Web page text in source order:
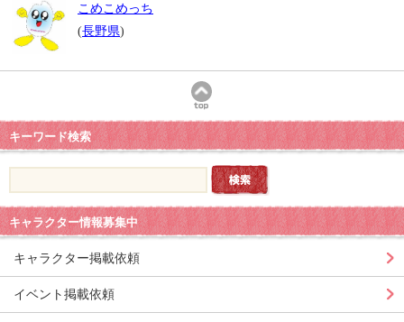
こめこめっち
(長野県)
キーワード検索
キャラクター情報募集中
キャラクター掲載依頼
イベント掲載依頼